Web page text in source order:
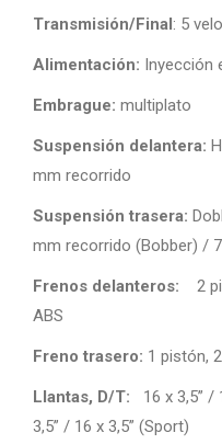
Transmisión/Final: 5
Alimentación: Inyección
Embrague: multiplato
Suspensión delantera:
mm recorrido
Suspensión trasera:
mm recorrido (Bobber) /
Frenos delanteros: 2
ABS
Freno trasero: 1 pistón,
Llantas, D/T: 16 x 3,5” /
3,5” / 16 x 3,5” (Sport)